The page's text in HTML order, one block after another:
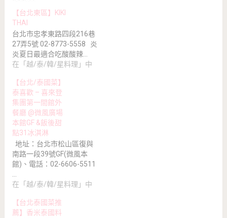
【台北東區】KIKI
THAI
台北市忠孝東路四段216巷
27弄5號 02-8773-5558 炎
炎夏日最適合吃酸酸辣…
在「越/泰/韓/星料理」中
【台北/泰國菜】
泰喜歡 – 喜來登
集團第一間館外
餐廳 @微風廣場
本館GF &飯後甜
點31冰淇淋
地址：台北市松山區復與
南路一段39號GF(微風本
館)、電話：02-6606-5511
…
在「越/泰/韓/星料理」中
【台北泰國菜推
薦】香米泰國料